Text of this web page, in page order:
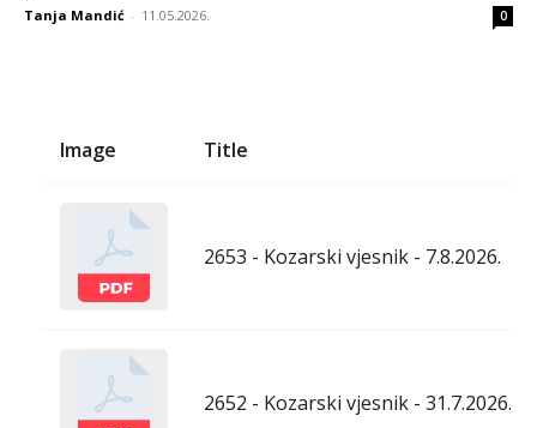
Tanja Mandić - 11.05.2026. 0
Image Title
2653 - Kozarski vjesnik - 7.8.2026.
2652 - Kozarski vjesnik - 31.7.2026.